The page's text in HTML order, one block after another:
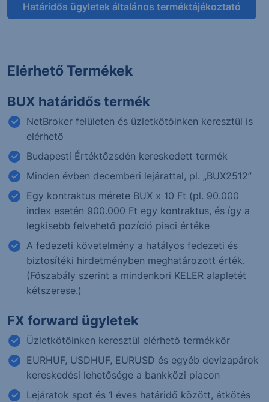
Határidős ügyletek általános terméktájékoztató
Elérhető Termékek
BUX határidős termék
NetBroker felületen és üzletkötőinken keresztül is
elérhető
Budapesti Értéktőzsdén kereskedett termék
Minden évben decemberi lejárattal, pl. „BUX2512”
Egy kontraktus mérete BUX x 10 Ft (pl. 90.000
index esetén 900.000 Ft egy kontraktus, és így a
legkisebb felvehető pozíció piaci értéke
A fedezeti követelmény a hatályos fedezeti és
biztosítéki hirdetményben meghatározott érték.
(Főszabály szerint a mindenkori KELER alapletét
kétszerese.)
FX forward ügyletek
Üzletkötőinken keresztül elérhető termékkör
EURHUF, USDHUF, EURUSD és egyéb devizapárok
kereskedési lehetősége a bankközi piacon
Lejáratok spot és 1 éves határidő között, átkötés